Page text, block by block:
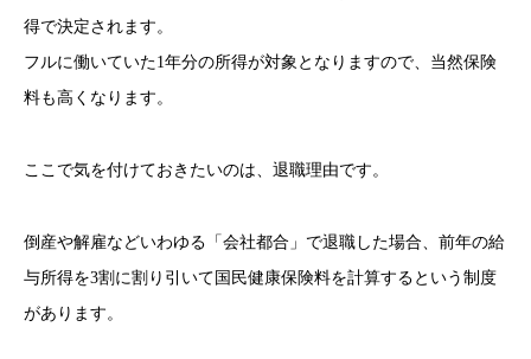
得で決定されます。
フルに働いていた1年分の所得が対象となりますので、当然保険
料も高くなります。
ここで気を付けておきたいのは、退職理由です。
倒産や解雇などいわゆる「会社都合」で退職した場合、前年の給
与所得を3割に割り引いて国民健康保険料を計算するという制度
があります。